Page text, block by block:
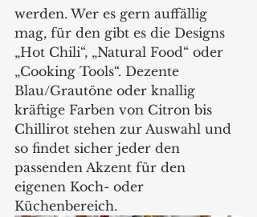
werden. Wer es gern auffällig
mag, für den gibt es die Designs
„Hot Chili“, „Natural Food“ oder
„Cooking Tools“. Dezente
Blau/Grautöne oder knallig
kräftige Farben von Citron bis
Chillirot stehen zur Auswahl und
so findet sicher jeder den
passenden Akzent für den
eigenen Koch- oder
Küchenbereich.